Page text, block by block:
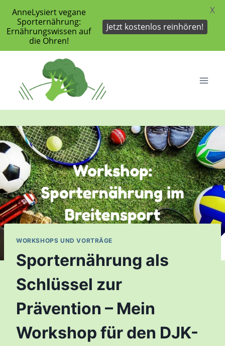
springen
WORKSHOPS UND VORTRÄGE
Sporternährung als
Schlüssel zur
Prävention – Mein
Workshop für den DJK-
AnneLysiert vegane
Sporternährung:
Ernährungswissen auf
die Ohren!
Jetzt kostenlos reinhören!
X